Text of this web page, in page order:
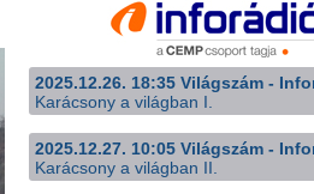
2025.12.26. 18:35 Világszám -
Karácsony a világban I.
2025.12.27. 10:05 Világszám -
Karácsony a világban II.